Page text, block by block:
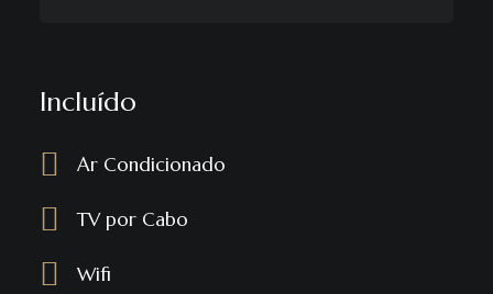
Incluído
Ar Condicionado
TV por Cabo
Wifi